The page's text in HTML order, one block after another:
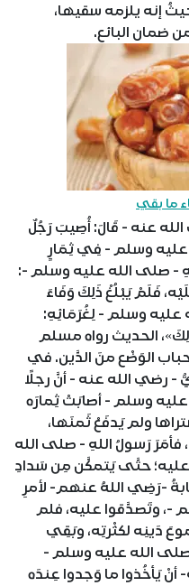
إنه يلزمه سقيها،
ضمان البائع.
ما بقي
عنه - قَالَ: أُصِيبَ رَجُلٌ
وسلم - فِي ثِمَارٍ
- صلى الله عليه وسلم -:
فَلَمْ يَبْلُغْ ذَلِكَ وَفَاءَ
عليه وسلم - لِغُرَمَائِهِ:
الحديث رواه مسلم
باب: استحباب الوَضْع منَ الدَّين. في
- رضي الله عنه - أنَّ رجلًا
وسلم - أصابَتْ ثِمارَه
ولم يَدفَعْ ثَمنَها،
فأمَرَ رَسولُ اللهِ - صلى الله
حتَّى يَتمكَّن مِن سَدادِ
-رَضِي اللهُ عنهم- لأمرِ
-، وتَصدَّقوا عليه، فلم
دَينِه لكثْرتِه، وبَقِي
صلى الله عليه وسلم -
يَأخُذوا ما وَجدوا عِندَه